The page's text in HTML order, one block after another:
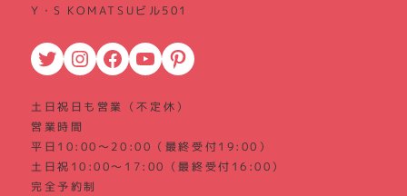
Y・S KOMATSUビル501
Twitter Instagram Facebook YouTube Pinterest
土日祝日も営業（不定休）
営業時間
平日10:00～20:00（最終受付19:00）
土日祝10:00～17:00（最終受付16:00）
完全予約制